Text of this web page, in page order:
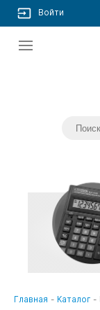
Войти
Главная - Каталог -